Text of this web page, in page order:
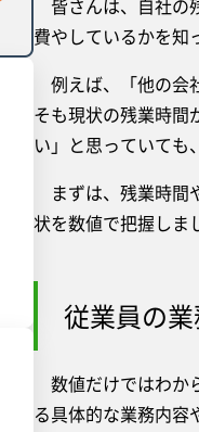
皆さんは、自社の
費やしているかを知
例えば、「他の会
そも現状の残業時間
い」と思っていて
まずは、残業時間
状を数値で把握しま
従業員の
数値だけではわか
る具体的な業務内